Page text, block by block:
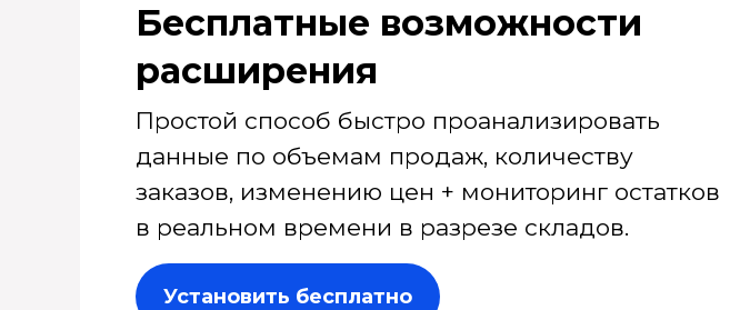
Бесплатные возмож­ности
расширения
Простой способ быстро проанализировать
данные по объемам продаж, количеству
заказов, изменению цен + мониторинг остатков
в реальном времени в разрезе складов.
Установить бесплатно